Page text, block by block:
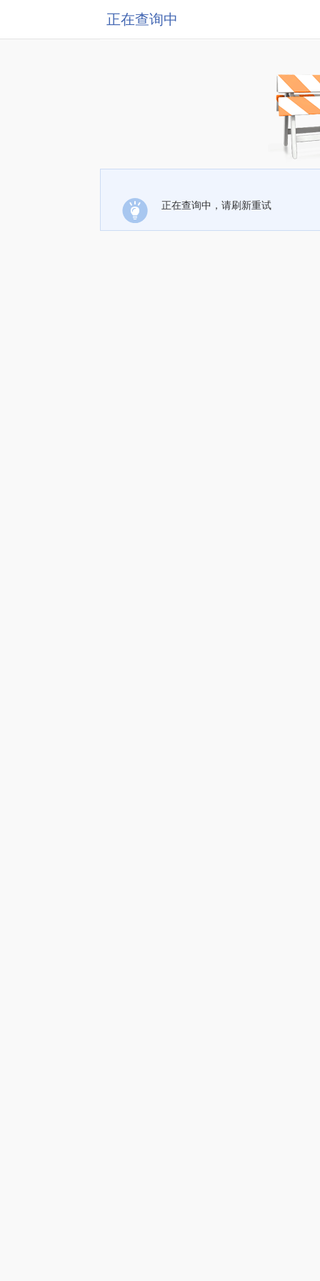
正在查询中
正在查询中，请刷新重试